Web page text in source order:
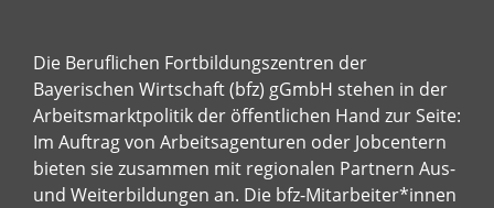
Die Beruflichen Fortbildungszentren der
Bayerischen Wirtschaft (bfz) gGmbH stehen in der
Arbeitsmarktpolitik der öffentlichen Hand zur Seite:
Im Auftrag von Arbeitsagenturen oder Jobcentern
bieten sie zusammen mit regionalen Partnern Aus-
und Weiterbildungen an. Die bfz-Mitarbeiter*innen